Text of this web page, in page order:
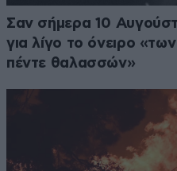
Σαν σήμερα 10
για λίγο το όνειρο
πέντε θαλασσών»